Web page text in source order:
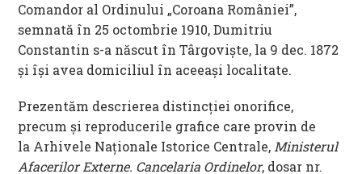
Comandor al Ordinului „Coroana României”,
semnată în 25 octombrie 1910, Dumitriu
Constantin s-a născut în Târgoviște, la 9 dec. 1872
și își avea domiciliul în aceeași localitate.
Prezentăm descrierea distincției onorifice,
precum și reproducerile grafice care provin de
la Arhivele Naționale Istorice Centrale,Ministerul
Afacerilor Externe. Cancelaria Ordinelor, dosar nr.